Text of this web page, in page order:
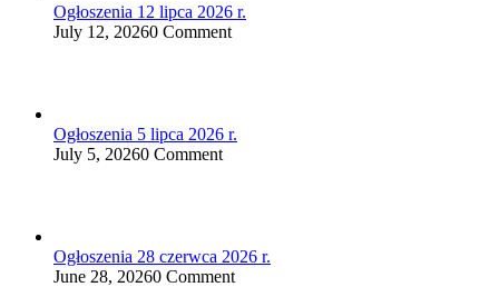
Ogłoszenia 12 lipca 2026 r.
July 12, 20260 Comment
Ogłoszenia 5 lipca 2026 r.
July 5, 20260 Comment
Ogłoszenia 28 czerwca 2026 r.
June 28, 20260 Comment